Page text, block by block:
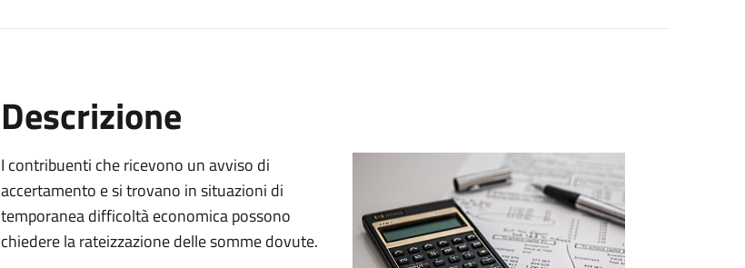
Descrizione
I contribuenti che ricevono un avviso di
accertamento e si trovano in situazioni di
temporanea difficoltà economica possono
chiedere la rateizzazione delle somme dovute.